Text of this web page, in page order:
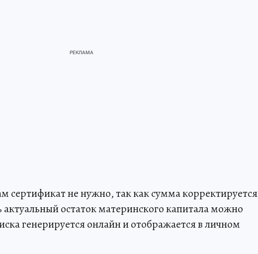
сертификат не нужно, так как сумма корректируется
актуальный остаток материнского капитала можно
генерируется онлайн и отображается в личном